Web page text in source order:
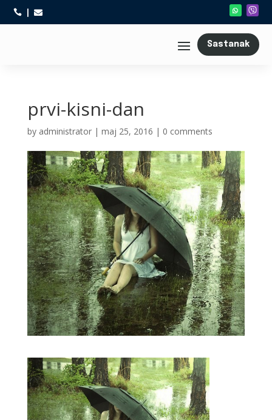
 
Sastanak
prvi-kisni-dan
by administrator| maj 25, 2016 | 0 comments